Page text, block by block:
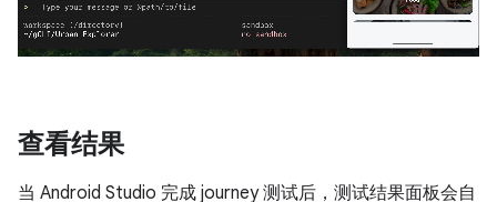
查看结果
当 Android Studio 完成 journey 测试后，测试结果面板会自